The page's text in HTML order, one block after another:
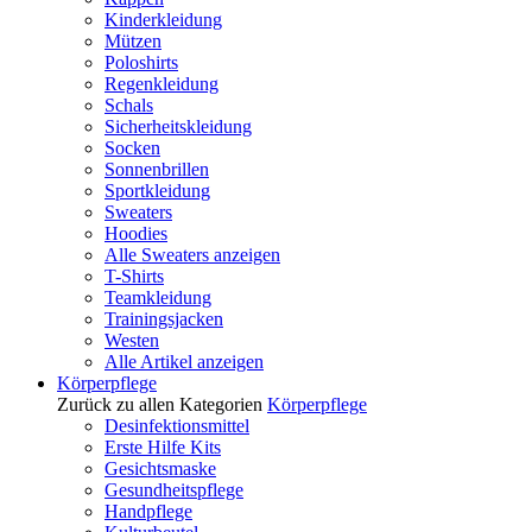
Kinderkleidung
Mützen
Poloshirts
Regenkleidung
Schals
Sicherheitskleidung
Socken
Sonnenbrillen
Sportkleidung
Sweaters
Hoodies
Alle Sweaters anzeigen
T-Shirts
Teamkleidung
Trainingsjacken
Westen
Alle Artikel anzeigen
Körperpflege
Zurück zu allen Kategorien Körperpflege
Desinfektionsmittel
Erste Hilfe Kits
Gesichtsmaske
Gesundheitspflege
Handpflege